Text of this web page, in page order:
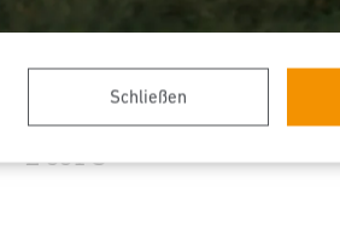
Schließen
Sensor-LED-Außenleuchte - Professional
Line
L 331 S